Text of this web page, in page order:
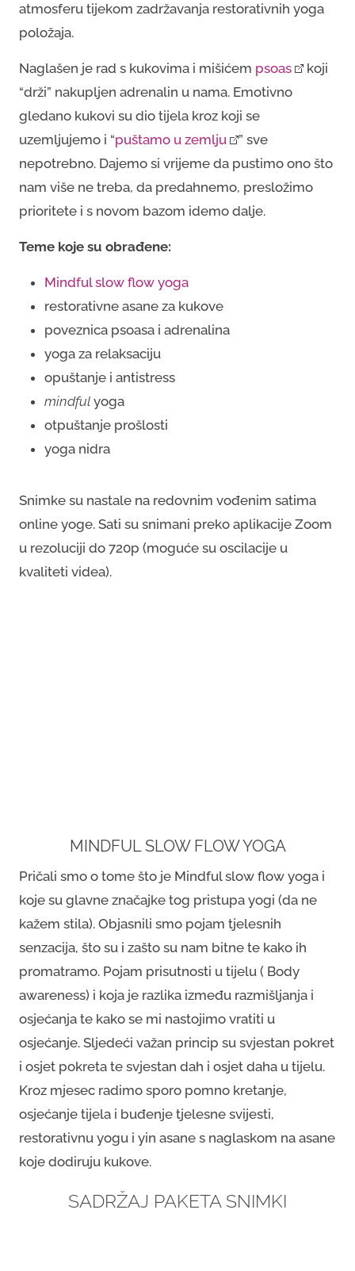
atmosferu tijekom zadržavanja restorativnih yoga
položaja.
Naglašen je rad s kukovima i mišićem psoas
koji
“drži” nakupljen adrenalin u nama. Emotivno
gledano kukovi su dio tijela kroz koji se
uzemljujemo i “puštamo u zemlju
” sve
nepotrebno. Dajemo si vrijeme da pustimo ono što
nam više ne treba, da predahnemo, presložimo
prioritete i s novom bazom idemo dalje.
Teme koje su obrađene:
Mindful slow flow yoga
restorativne asane za kukove
poveznica psoasa i adrenalina
yoga za relaksaciju
opuštanje i antistress
mindful yoga
otpuštanje prošlosti
yoga nidra
Snimke su nastale na redovnim vođenim satima
online yoge. Sati su snimani preko aplikacije Zoom
u rezoluciji do 720p (moguće su oscilacije u
kvaliteti videa).
MINDFUL SLOW FLOW YOGA
Pričali smo o tome što je Mindful slow flow yoga i
koje su glavne značajke tog pristupa yogi (da ne
kažem stila). Objasnili smo pojam tjelesnih
senzacija, što su i zašto su nam bitne te kako ih
promatramo. Pojam prisutnosti u tijelu ( Body
awareness) i koja je razlika između razmišljanja i
osjećanja te kako se mi nastojimo vratiti u
osjećanje. Sljedeći važan princip su svjestan pokret
i osjet pokreta te svjestan dah i osjet daha u tijelu.
Kroz mjesec radimo sporo pomno kretanje,
osjećanje tijela i buđenje tjelesne svijesti,
restorativnu yogu i yin asane s naglaskom na asane
koje dodiruju kukove.
SADRŽAJ PAKETA SNIMKI